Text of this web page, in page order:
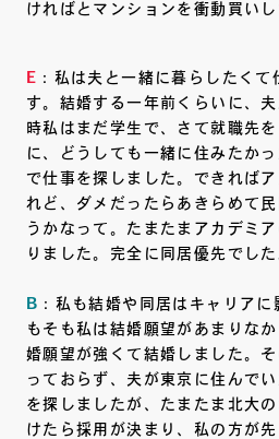
ければとマンションを衝動買い
E ：私は夫と一緒に暮らしたく
す。結婚する一年前くらいに、
時私はまだ学生で、さて就職先
に、どうしても一緒に住みたか
で仕事を探しました。できれば
れど、ダメだったらあきらめて
うかなって。たまたまアカデミ
りました。完全に同居優先でした
B ：私も結婚や同居はキャリア
もそも私は結婚願望があまりな
婚願望が強くて結婚しました。
っておらず、夫が東京に住んで
を探しましたが、たまたま北大
けたら採用が決まり、私の方が